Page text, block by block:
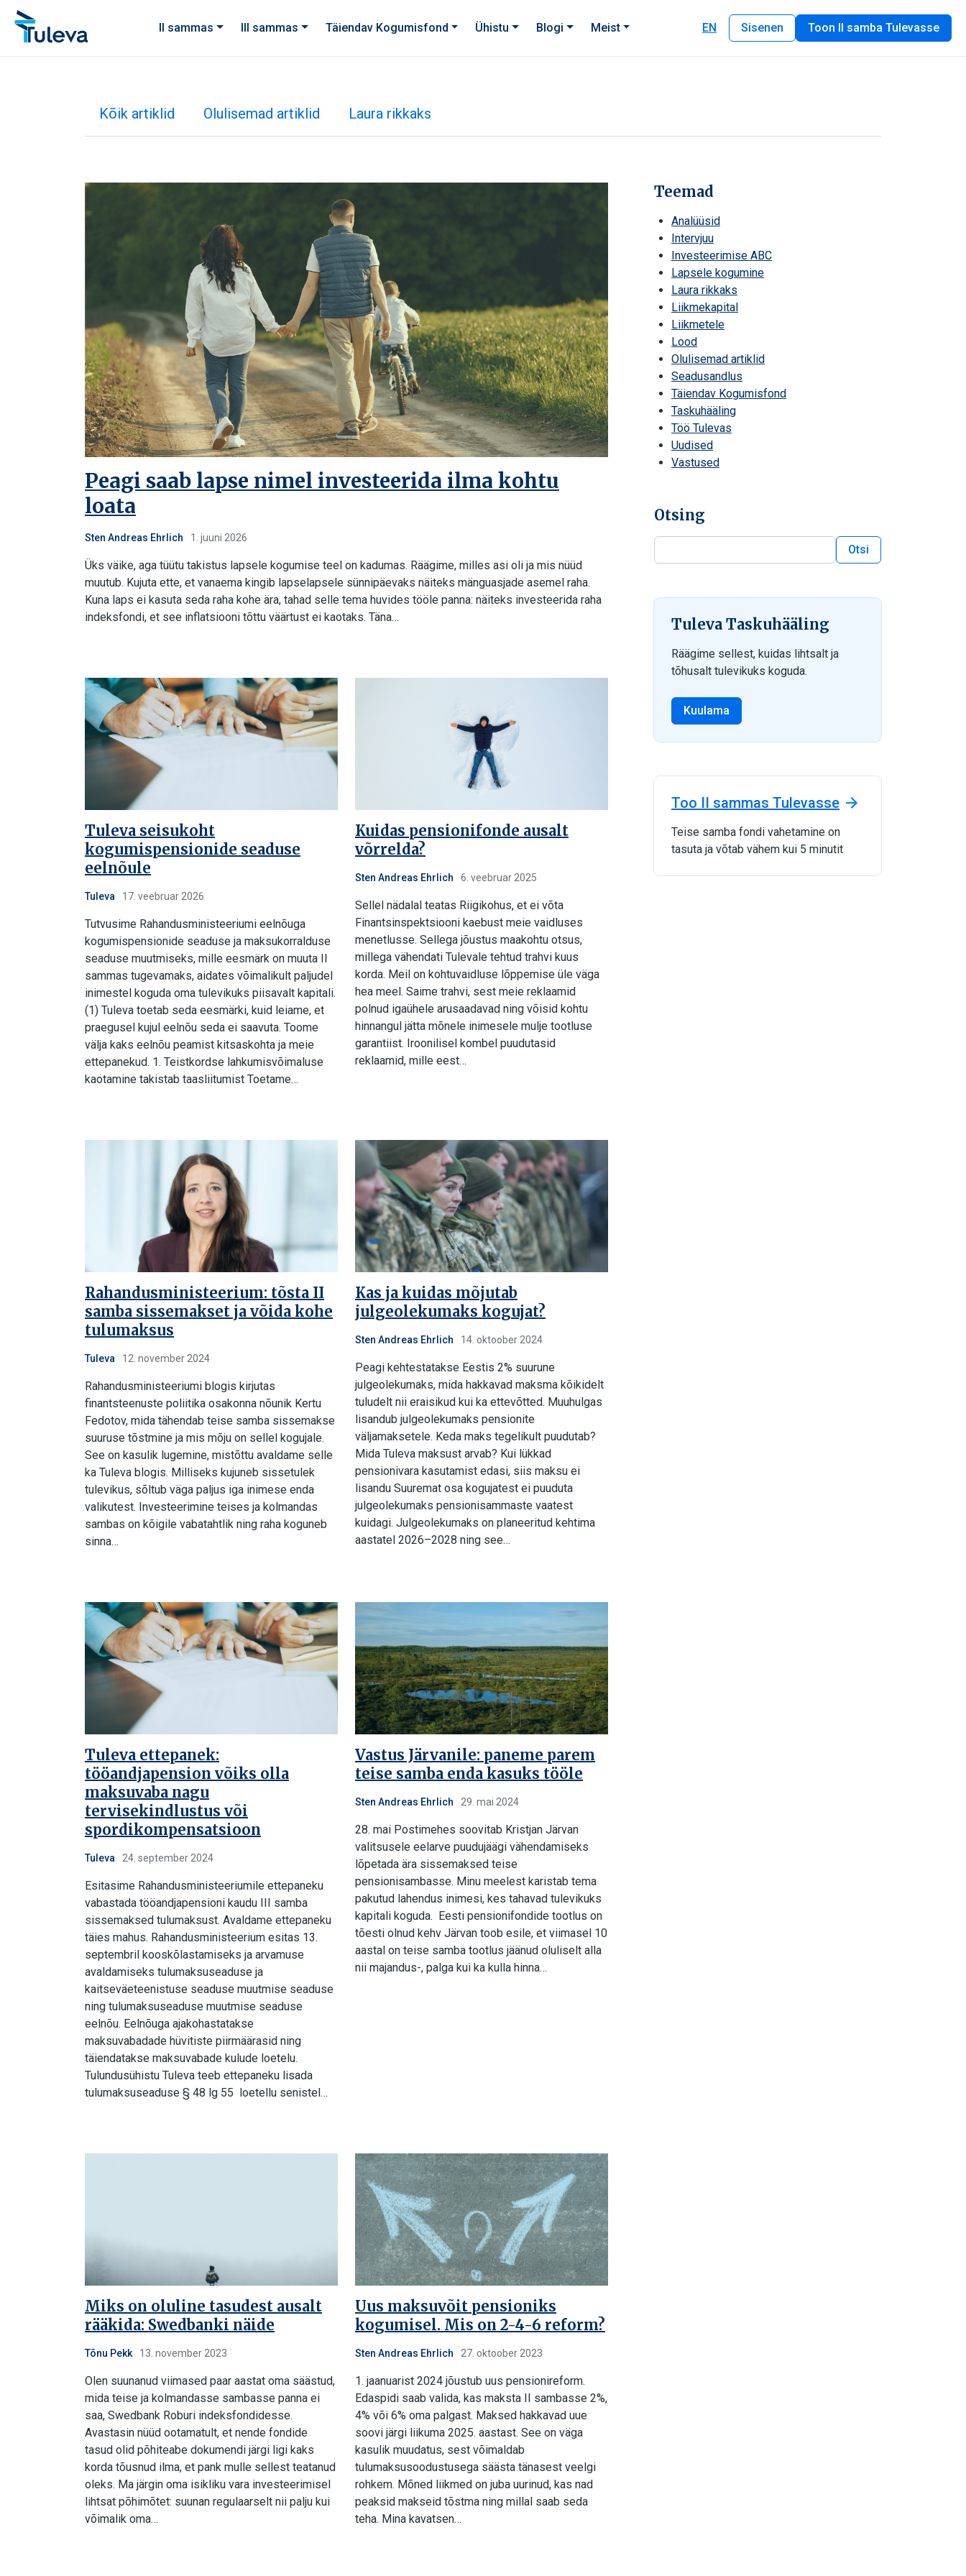
Liigu edasi sisu juurde
II sammas
III sammas Täiendav Kogumisfond Ühistu Blogi Meist EN Sisenen Toon II samba Tulevasse
Kõik artiklid Olulisemad artiklid Laura rikkaks
Peagi saab lapse nimel investeerida ilma kohtu
loata
Sten Andreas Ehrlich 1. juuni 2026
Üks väike, aga tüütu takistus lapsele kogumise teel on kadumas. Räägime, milles asi oli ja mis nüüd
muutub. Kujuta ette, et vanaema kingib lapselapsele sünnipäevaks näiteks mänguasjade asemel raha.
Kuna laps ei kasuta seda raha kohe ära, tahad selle tema huvides tööle panna: näiteks investeerida raha
indeksfondi, et see inflatsiooni tõttu väärtust ei kaotaks. Täna…
Tuleva seisukoht
kogumispensionide seaduse
eelnõule
Tuleva 17. veebruar 2026
Tutvusime Rahandusministeeriumi eelnõuga
kogumispensionide seaduse ja maksukorralduse
seaduse muutmiseks, mille eesmärk on muuta II
sammas tugevamaks, aidates võimalikult paljudel
inimestel koguda oma tulevikuks piisavalt kapitali.
(1) Tuleva toetab seda eesmärki, kuid leiame, et
praegusel kujul eelnõu seda ei saavuta. Toome
välja kaks eelnõu peamist kitsaskohta ja meie
ettepanekud. 1. Teistkordse lahkumisvõimaluse
kaotamine takistab taasliitumist Toetame…
Kuidas pensionifonde ausalt
võrrelda?
Sten Andreas Ehrlich 6. veebruar 2025
Sellel nädalal teatas Riigikohus, et ei võta
Finantsinspektsiooni kaebust meie vaidluses
menetlusse. Sellega jõustus maakohtu otsus,
millega vähendati Tulevale tehtud trahvi kuus
korda. Meil on kohtuvaidluse lõppemise üle väga
hea meel. Saime trahvi, sest meie reklaamid
polnud igaühele arusaadavad ning võisid kohtu
hinnangul jätta mõnele inimesele mulje tootluse
garantiist. Iroonilisel kombel puudutasid
reklaamid, mille eest…
Rahandusministeerium: tõsta II
samba sissemakset ja võida kohe
tulumaksus
Tuleva 12. november 2024
Rahandusministeeriumi blogis kirjutas
finantsteenuste poliitika osakonna nõunik Kertu
Fedotov, mida tähendab teise samba sissemakse
suuruse tõstmine ja mis mõju on sellel kogujale.
See on kasulik lugemine, mistõttu avaldame selle
ka Tuleva blogis. Milliseks kujuneb sissetulek
tulevikus, sõltub väga paljus iga inimese enda
valikutest. Investeerimine teises ja kolmandas
sambas on kõigile vabatahtlik ning raha koguneb
sinna…
Kas ja kuidas mõjutab
julgeolekumaks kogujat?
Sten Andreas Ehrlich 14. oktoober 2024
Peagi kehtestatakse Eestis 2% suurune
julgeolekumaks, mida hakkavad maksma kõikidelt
tuludelt nii eraisikud kui ka ettevõtted. Muuhulgas
lisandub julgeolekumaks pensionite
väljamaksetele. Keda maks tegelikult puudutab?
Mida Tuleva maksust arvab? Kui lükkad
pensionivara kasutamist edasi, siis maksu ei
lisandu Suuremat osa kogujatest ei puuduta
julgeolekumaks pensionisammaste vaatest
kuidagi. Julgeolekumaks on planeeritud kehtima
aastatel 2026–2028 ning see…
Tuleva ettepanek:
tööandjapension võiks olla
maksuvaba nagu
tervisekindlustus või
spordikompensatsioon
Tuleva 24. september 2024
Esitasime Rahandusministeeriumile ettepaneku
vabastada tööandjapensioni kaudu III samba
sissemaksed tulumaksust. Avaldame ettepaneku
täies mahus. Rahandusministeerium esitas 13.
septembril kooskõlastamiseks ja arvamuse
avaldamiseks tulumaksuseaduse ja
kaitseväeteenistuse seaduse muutmise seaduse
ning tulumaksuseaduse muutmise seaduse
eelnõu. Eelnõuga ajakohastatakse
maksuvabadade hüvitiste piirmäärasid ning
täiendatakse maksuvabade kulude loetelu.
Tulundusühistu Tuleva teeb ettepaneku lisada
tulumaksuseaduse § 48 lg 55 loetellu senistel…
Vastus Järvanile: paneme parem
teise samba enda kasuks tööle
Sten Andreas Ehrlich 29. mai 2024
28. mai Postimehes soovitab Kristjan Järvan
valitsusele eelarve puudujäägi vähendamiseks
lõpetada ära sissemaksed teise
pensionisambasse. Minu meelest karistab tema
pakutud lahendus inimesi, kes tahavad tulevikuks
kapitali koguda. Eesti pensionifondide tootlus on
tõesti olnud kehv Järvan toob esile, et viimasel 10
aastal on teise samba tootlus jäänud oluliselt alla
nii majandus-, palga kui ka kulla hinna…
Miks on oluline tasudest ausalt
rääkida: Swedbanki näide
Tõnu Pekk 13. november 2023
Olen suunanud viimased paar aastat oma säästud,
mida teise ja kolmandasse sambasse panna ei
saa, Swedbank Roburi indeksfondidesse.
Avastasin nüüd ootamatult, et nende fondide
tasud olid põhiteabe dokumendi järgi ligi kaks
korda tõusnud ilma, et pank mulle sellest teatanud
oleks. Ma järgin oma isikliku vara investeerimisel
lihtsat põhimõtet: suunan regulaarselt nii palju kui
võimalik oma…
Uus maksuvõit pensioniks
kogumisel. Mis on 2-4-6 reform?
Sten Andreas Ehrlich 27. oktoober 2023
1. jaanuarist 2024 jõustub uus pensionireform.
Edaspidi saab valida, kas maksta II sambasse 2%,
4% või 6% oma palgast. Maksed hakkavad uue
soovi järgi liikuma 2025. aastast. See on väga
kasulik muudatus, sest võimaldab
tulumaksusoodustusega säästa tänasest veelgi
rohkem. Mõned liikmed on juba uurinud, kas nad
peaksid makseid tõstma ning millal saab seda
teha. Mina kavatsen…
Teemad
Analüüsid
Intervjuu
Investeerimise ABC
Lapsele kogumine
Laura rikkaks
Liikmekapital
Liikmetele
Lood
Olulisemad artiklid
Seadusandlus
Täiendav Kogumisfond
Taskuhääling
Töö Tulevas
Uudised
Vastused
Otsing
Otsi
Tuleva Taskuhääling
Räägime sellest, kuidas lihtsalt ja
tõhusalt tulevikuks koguda.
Kuulama
Too II sammas Tulevasse
Teise samba fondi vahetamine on
tasuta ja võtab vähem kui 5 minutit